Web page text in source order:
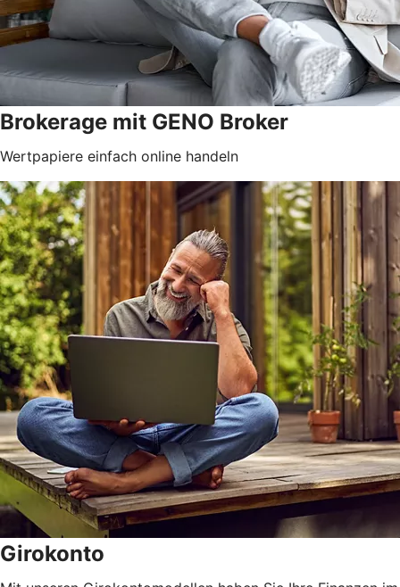
Brokerage mit GENO Broker
Wertpapiere einfach online handeln
Girokonto